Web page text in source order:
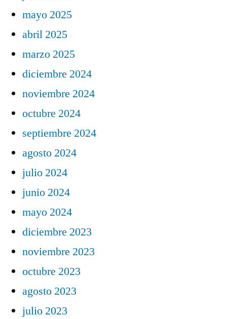
mayo 2025
abril 2025
marzo 2025
diciembre 2024
noviembre 2024
octubre 2024
septiembre 2024
agosto 2024
julio 2024
junio 2024
mayo 2024
diciembre 2023
noviembre 2023
octubre 2023
agosto 2023
julio 2023